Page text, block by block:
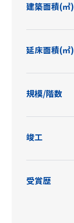
建築面積(㎡)
延床面積(㎡)
規模/階数
竣工
受賞歴